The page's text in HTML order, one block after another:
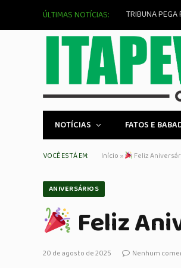
ÚLTIMAS NOTÍCIAS: Como
NOTÍCIAS FATOS E
VOCÊ ESTÁ EM: Início » Feliz
ANIVERSÁRIOS
Feliz
20 de agosto de 2025 Nenhum